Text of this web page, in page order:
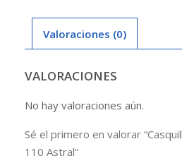
Valoraciones (0)
VALORACIONES
No hay valoraciones aún.
Sé el primero en valorar
110 Astral”